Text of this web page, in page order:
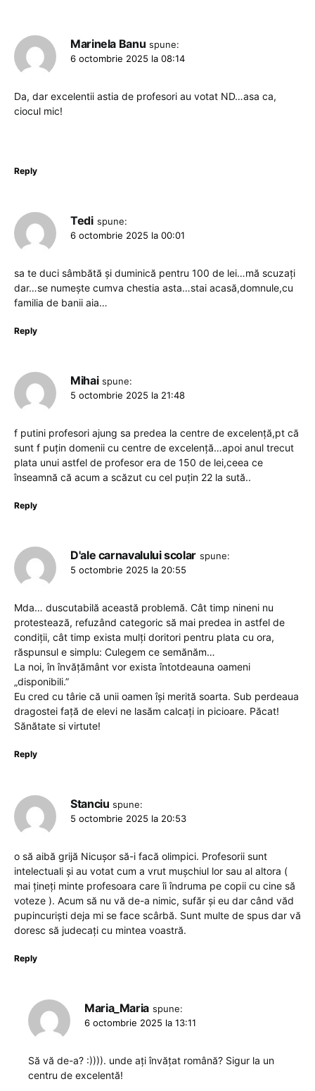
Marinela Banu spune:
6 octombrie 2025 la 08:14
Da, dar excelentii astia de profesori au votat ND…asa ca,
ciocul mic!
Reply
Tedi spune:
6 octombrie 2025 la 00:01
sa te duci sâmbătă și duminică pentru 100 de lei…mă scuzați
dar…se numește cumva chestia asta…stai acasă,domnule,cu
familia de banii aia…
Reply
Mihai spune:
5 octombrie 2025 la 21:48
f putini profesori ajung sa predea la centre de excelență,pt că
sunt f puțin domenii cu centre de excelență…apoi anul trecut
plata unui astfel de profesor era de 150 de lei,ceea ce
înseamnă că acum a scăzut cu cel puțin 22 la sută..
Reply
D'ale carnavalului scolar spune:
5 octombrie 2025 la 20:55
Mda… duscutabilă această problemă. Cât timp nineni nu
protestează, refuzând categoric să mai predea in astfel de
condiții, cât timp exista mulți doritori pentru plata cu ora,
răspunsul e simplu: Culegem ce semănăm…
La noi, în învățământ vor exista întotdeauna oameni
„disponibili.”
Eu cred cu târie că unii oamen își merită soarta. Sub perdeaua
dragostei față de elevi ne lasăm calcați in picioare. Păcat!
Sănătate si virtute!
Reply
Stanciu spune:
5 octombrie 2025 la 20:53
o să aibă grijă Nicușor să-i facă olimpici. Profesorii sunt
intelectuali și au votat cum a vrut mușchiul lor sau al altora (
mai țineți minte profesoara care îi îndruma pe copii cu cine să
voteze ). Acum să nu vă de-a nimic, sufăr și eu dar când văd
pupincuriști deja mi se face scârbă. Sunt multe de spus dar vă
doresc să judecați cu mintea voastră.
Reply
Maria_Maria spune:
6 octombrie 2025 la 13:11
Să vă de-a? :)))). unde ați învățat română? Sigur la un
centru de excelentă!